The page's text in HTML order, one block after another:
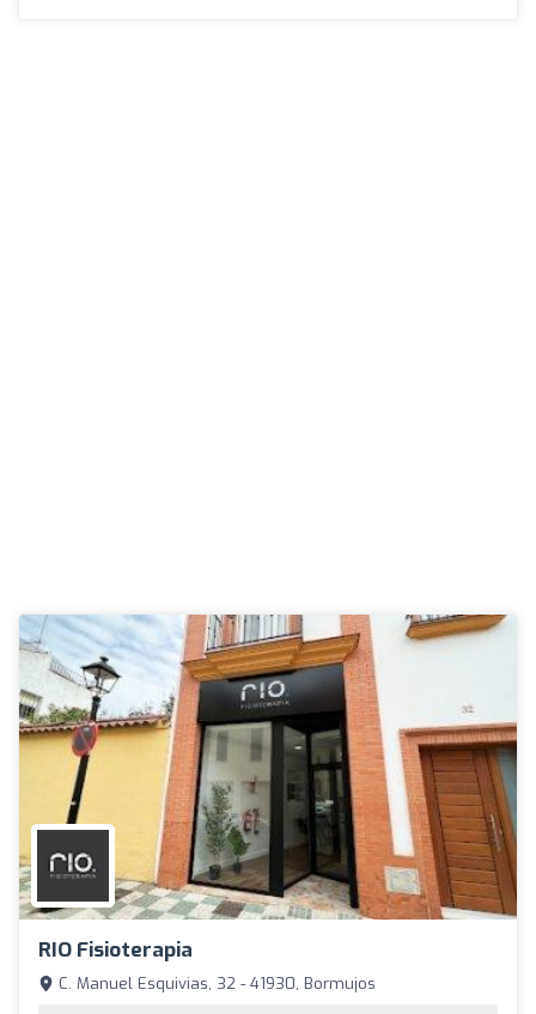
RIO Fisioterapia
C. Manuel Esquivias, 32 - 41930, Bormujos